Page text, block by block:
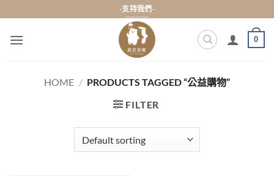
to
content
-支持我們-
0
HOME / PRODUCTS TAGGED “公益購物”
FILTER